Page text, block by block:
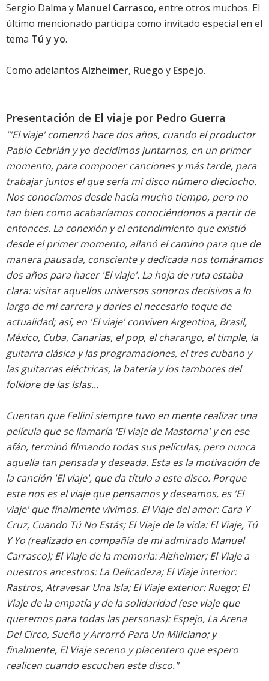
Sergio Dalma y Manuel Carrasco, entre otros muchos. El
último mencionado participa como invitado especial en el
tema Tú y yo.
Como adelantos Alzheimer, Ruego y Espejo.
Presentación de El viaje por Pedro Guerra
"'El viaje' comenzó hace dos años, cuando el productor
Pablo Cebrián y yo decidimos juntarnos, en un primer
momento, para componer canciones y más tarde, para
trabajar juntos el que sería mi disco número dieciocho.
Nos conocíamos desde hacía mucho tiempo, pero no
tan bien como acabaríamos conociéndonos a partir de
entonces. La conexión y el entendimiento que existió
desde el primer momento, allanó el camino para que de
manera pausada, consciente y dedicada nos tomáramos
dos años para hacer 'El viaje'. La hoja de ruta estaba
clara: visitar aquellos universos sonoros decisivos a lo
largo de mi carrera y darles el necesario toque de
actualidad; así, en 'El viaje' conviven Argentina, Brasil,
México, Cuba, Canarias, el pop, el charango, el timple, la
guitarra clásica y las programaciones, el tres cubano y
las guitarras eléctricas, la batería y los tambores del
folklore de las Islas...
Cuentan que Fellini siempre tuvo en mente realizar una
película que se llamaría 'El viaje de Mastorna' y en ese
afán, terminó filmando todas sus películas, pero nunca
aquella tan pensada y deseada. Esta es la motivación de
la canción 'El viaje', que da título a este disco. Porque
este nos es el viaje que pensamos y deseamos, es 'El
viaje' que finalmente vivimos. El Viaje del amor: Cara Y
Cruz, Cuando Tú No Estás; El Viaje de la vida: El Viaje, Tú
Y Yo (realizado en compañía de mi admirado Manuel
Carrasco); El Viaje de la memoria: Alzheimer; El Viaje a
nuestros ancestros: La Delicadeza; El Viaje interior:
Rastros, Atravesar Una Isla; El Viaje exterior: Ruego; El
Viaje de la empatía y de la solidaridad (ese viaje que
queremos para todas las personas): Espejo, La Arena
Del Circo, Sueño y Arrorró Para Un Miliciano; y
finalmente, El Viaje sereno y placentero que espero
realicen cuando escuchen este disco."